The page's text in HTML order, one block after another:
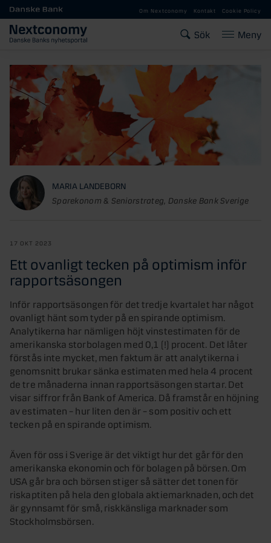
Gå till huvudinnehåll
Om Nextconomy Kontakt Cookie Policy
Sök Meny
MARIA LANDEBORN
Sparekonom & Seniorstrateg, Danske Bank Sverige
17 OKT 2023
Ett ovanligt tecken på optimism inför
rapportsäsongen
Inför rapportsäsongen för det tredje kvartalet har något
ovanligt hänt som tyder på en spirande optimism.
Analytikerna har nämligen höjt vinstestimaten för de
amerikanska storbolagen med 0,1 (!) procent. Det låter
förstås inte mycket, men faktum är att analytikerna i
genomsnitt brukar sänka estimaten med hela 4 procent
de tre månaderna innan rapportsäsongen startar. Det
visar siffror från Bank of America. Då framstår en höjning
av estimaten – hur liten den är – som positiv och ett
tecken på en spirande optimism.
Även för oss i Sverige är det viktigt hur det går för den
amerikanska ekonomin och för bolagen på börsen. Om
USA går bra och börsen stiger så sätter det tonen för
riskaptiten på hela den globala aktiemarknaden, och det
är gynnsamt för små, riskkänsliga marknader som
Stockholmsbörsen.